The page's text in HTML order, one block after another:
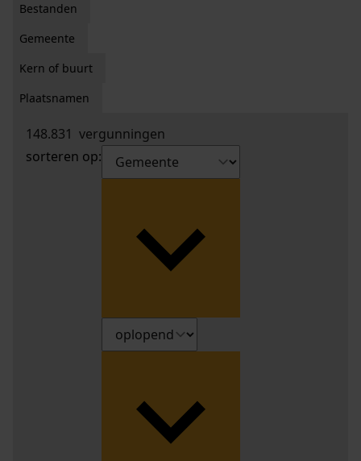
Bestanden
Gemeente
Kern of buurt
Plaatsnamen
148.831 vergunningen
sorteren op: